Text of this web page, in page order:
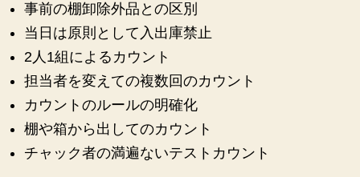
事前の棚卸除外品との区別
当日は原則として入出庫禁止
2人1組によるカウント
担当者を変えての複数回のカウント
カウントのルールの明確化
棚や箱から出してのカウント
チャック者の満遍ないテストカウント